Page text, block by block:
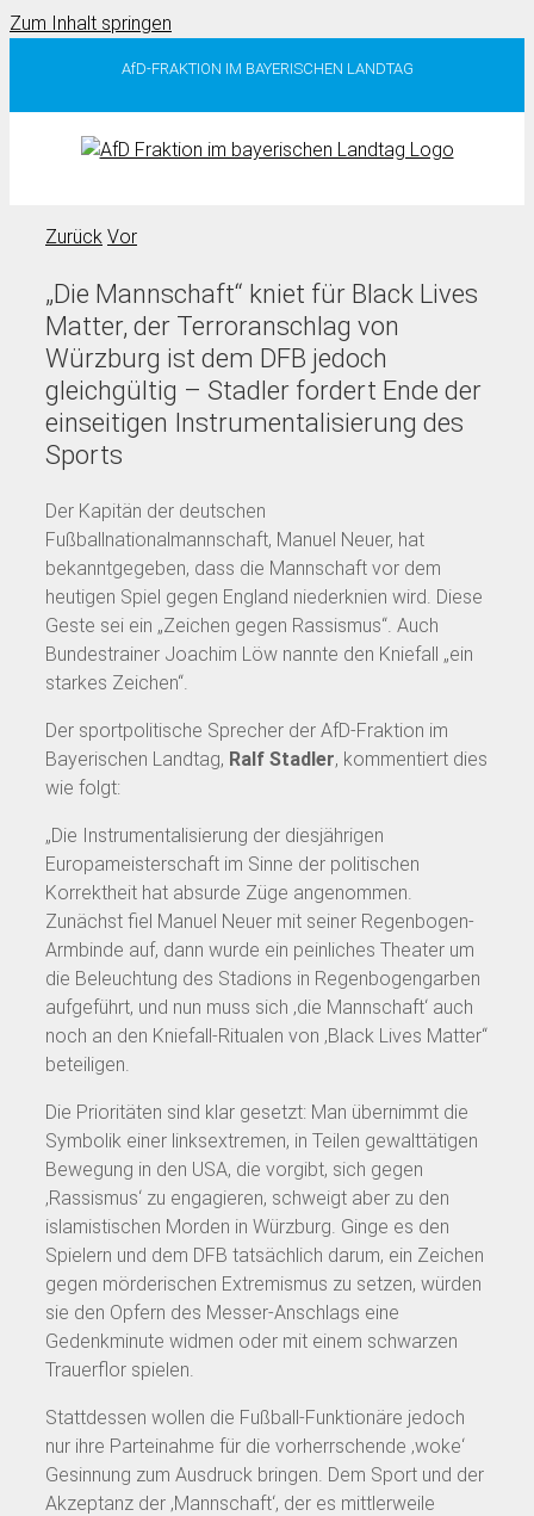
Zum Inhalt springen
AfD-FRAKTION IM BAYERISCHEN LANDTAG
Zurück Vor
„Die Mannschaft“ kniet für Black Lives
Matter, der Terroranschlag von
Würzburg ist dem DFB jedoch
gleichgültig – Stadler fordert Ende der
einseitigen Instrumentalisierung des
Sports
Der Kapitän der deutschen
Fußballnationalmannschaft, Manuel Neuer, hat
bekanntgegeben, dass die Mannschaft vor dem
heutigen Spiel gegen England niederknien wird. Diese
Geste sei ein „Zeichen gegen Rassismus“. Auch
Bundestrainer Joachim Löw nannte den Kniefall „ein
starkes Zeichen“.
Der sportpolitische Sprecher der AfD-Fraktion im
Bayerischen Landtag, Ralf Stadler, kommentiert dies
wie folgt:
„Die Instrumentalisierung der diesjährigen
Europameisterschaft im Sinne der politischen
Korrektheit hat absurde Züge angenommen.
Zunächst fiel Manuel Neuer mit seiner Regenbogen-
Armbinde auf, dann wurde ein peinliches Theater um
die Beleuchtung des Stadions in Regenbogengarben
aufgeführt, und nun muss sich ‚die Mannschaft‘ auch
noch an den Kniefall-Ritualen von ‚Black Lives Matter“
beteiligen.
Die Prioritäten sind klar gesetzt: Man übernimmt die
Symbolik einer linksextremen, in Teilen gewalttätigen
Bewegung in den USA, die vorgibt, sich gegen
‚Rassismus‘ zu engagieren, schweigt aber zu den
islamistischen Morden in Würzburg. Ginge es den
Spielern und dem DFB tatsächlich darum, ein Zeichen
gegen mörderischen Extremismus zu setzen, würden
sie den Opfern des Messer-Anschlags eine
Gedenkminute widmen oder mit einem schwarzen
Trauerflor spielen.
Stattdessen wollen die Fußball-Funktionäre jedoch
nur ihre Parteinahme für die vorherrschende ‚woke‘
Gesinnung zum Ausdruck bringen. Dem Sport und der
Akzeptanz der ‚Mannschaft‘, der es mittlerweile